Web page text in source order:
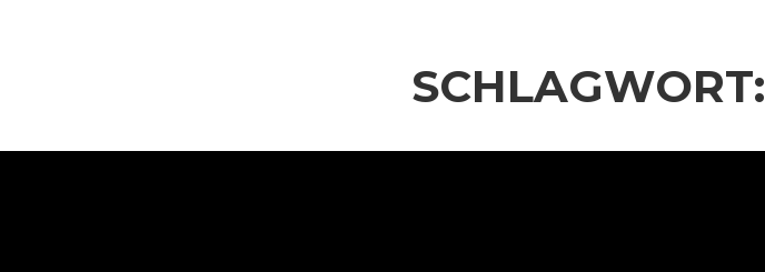
SCHLAGWORT: